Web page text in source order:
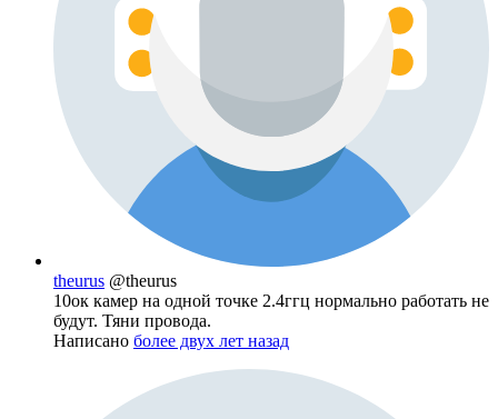
theurus @theurus
10ок камер на одной точке 2.4ггц нормально работать не
будут. Тяни провода.
Написано более двух лет назад